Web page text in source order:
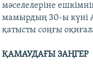
мәселелеріне
мамырдың 30-ы күні
қатысты соңғы
ҚАМАУДАҒЫ ЗАҢГЕР